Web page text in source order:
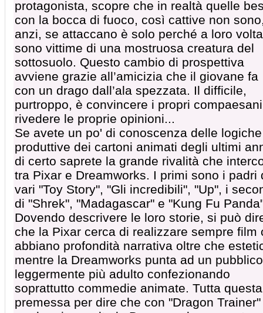
protagonista, scopre che in realtà quelle
con la bocca di fuoco, così cattive non
anzi, se attaccano è solo perché a loro volta
sono vittime di una mostruosa creatura del
sottosuolo. Questo cambio di prospettiva
avviene grazie all’amicizia che il giovane fa
con un drago dall’ala spezzata. Il difficile,
purtroppo, è convincere i propri
rivedere le proprie opinioni...
Se avete un po' di conoscenza delle logiche
produttive dei cartoni animati degli ultimi
di certo saprete la grande rivalità che
tra Pixar e Dreamworks. I primi sono i padri
vari "Toy Story", "Gli incredibili", "Up", i
di "Shrek", "Madagascar" e "Kung Fu
Dovendo descrivere le loro storie, si può
che la Pixar cerca di realizzare sempre film
abbiano profondità narrativa oltre che
mentre la Dreamworks punta ad un pubblico
leggermente più adulto confezionando
soprattutto commedie animate. Tutta questa
premessa per dire che con "Dragon Trainer"